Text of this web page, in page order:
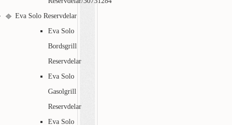
Eva Solo Reservdelar
Eva Solo
Bordsgrill
Reservdelar
Eva Solo
Gasolgrill
Reservdelar
Eva Solo